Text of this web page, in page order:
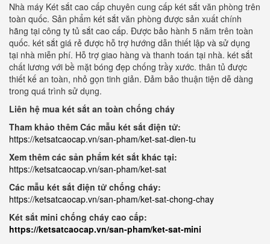
Nhà máy Két sắt cao cấp chuyên cung cấp két sắt văn phòng trên
toàn quốc. Sản phẩm két sắt văn phòng được sản xuất chính
hãng tại công ty tủ sắt cao cấp. Được bảo hành 5 năm trên toàn
quốc. két sắt giá rẻ được hỗ trợ hướng dẫn thiết lập và sử dụng
tại nhà miễn phí. Hỗ trợ giao hàng và thanh toán tại nhà. két sắt
chất lương với bề mặt bóng đẹp chống trầy xước. thân tủ được
thiết kế an toàn, nhỏ gọn tinh giản. Đảm bảo thuận tiện dễ dàng
trong quá trình sử dụng.
Liên hệ mua két sắt an toàn chống cháy
Tham khảo thêm Các mẫu két sắt điện tử:
https://ketsatcaocap.vn/san-pham/ket-sat-dien-tu
Xem thêm các sản phẩm két sắt khác tại:
https://ketsatcaocap.vn/san-pham/ket-sat
Các mẫu két sắt điện tử chống cháy:
https://ketsatcaocap.vn/san-pham/ket-sat-chong-chay
Két sắt mini chống cháy cao cấp:
https://ketsatcaocap.vn/san-pham/ket-sat-mini